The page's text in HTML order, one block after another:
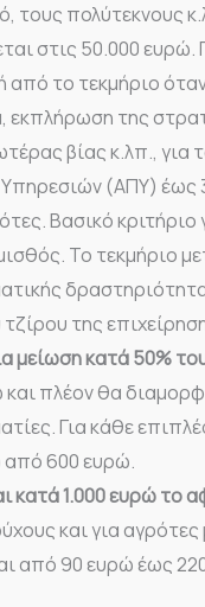
τους πολύτεκνους
στις 50.000
από το τεκμήριο
εκπλήρωση της
βίας κ.λπ.,
(ΑΠΥ) έως
Βασικό κριτήριο
Το τεκμήριο
της
μείωση κατά 50%
πλέον θα
Για κάθε
από 600 ευρώ.
κατά 1.000 ευρώ το
και για
από 90 ευρώ έως